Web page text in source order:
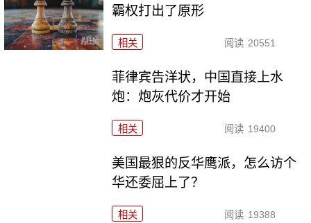
霸权打出了原形
相关 阅读 20551
菲律宾告洋状，中国直接上水
炮：炮灰代价才开始
相关 阅读 19400
美国最狠的反华鹰派，怎么访个
华还委屈上了？
相关 阅读 19388